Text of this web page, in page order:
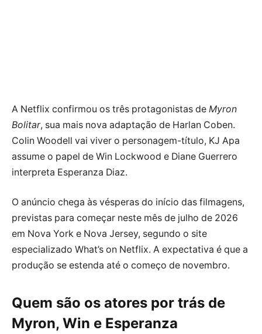
A Netflix confirmou os três protagonistas de Myron
Bolitar, sua mais nova adaptação de Harlan Coben.
Colin Woodell vai viver o personagem-título, KJ Apa
assume o papel de Win Lockwood e Diane Guerrero
interpreta Esperanza Diaz.
O anúncio chega às vésperas do início das filmagens,
previstas para começar neste mês de julho de 2026
em Nova York e Nova Jersey, segundo o site
especializado What’s on Netflix. A expectativa é que a
produção se estenda até o começo de novembro.
Quem são os atores por trás de
Myron, Win e Esperanza